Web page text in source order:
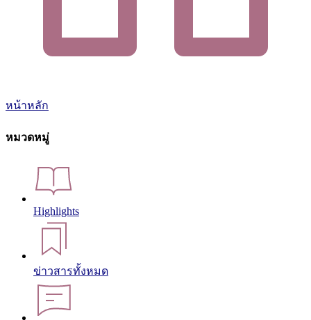
หน้าหลัก
หมวดหมู่
Highlights
ข่าวสารทั้งหมด